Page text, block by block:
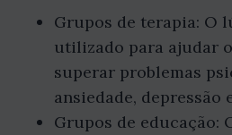
Grupos de terapia: O
utilizado para ajudar
superar problemas
ansiedade, depressão
Grupos de educação: